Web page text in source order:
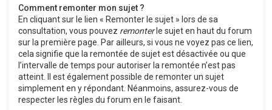
Comment remonter mon sujet ?
En cliquant sur le lien « Remonter le sujet » lors de sa
consultation, vous pouvez remonterle sujet en haut du forum
sur la première page. Par ailleurs, si vous ne voyez pas ce lien,
cela signifie que la remontée de sujet est désactivée ou que
l’intervalle de temps pour autoriser la remontée n’est pas
atteint. Il est également possible de remonter un sujet
simplement en y répondant. Néanmoins, assurez-vous de
respecter les règles du forum en le faisant.